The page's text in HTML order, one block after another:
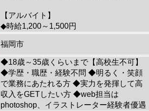
【アルバイト】
◆時給1,200～1,500円
福岡市
◆18歳～35歳くらいまで【高校生不可】
◆学歴・職歴・経験不問 ◆明るく・笑顔
で業務にあたれる方 ◆実力を発揮して高
収入をGETしたい方 ◆web担当は
photoshop、イラストレーター経験者優遇